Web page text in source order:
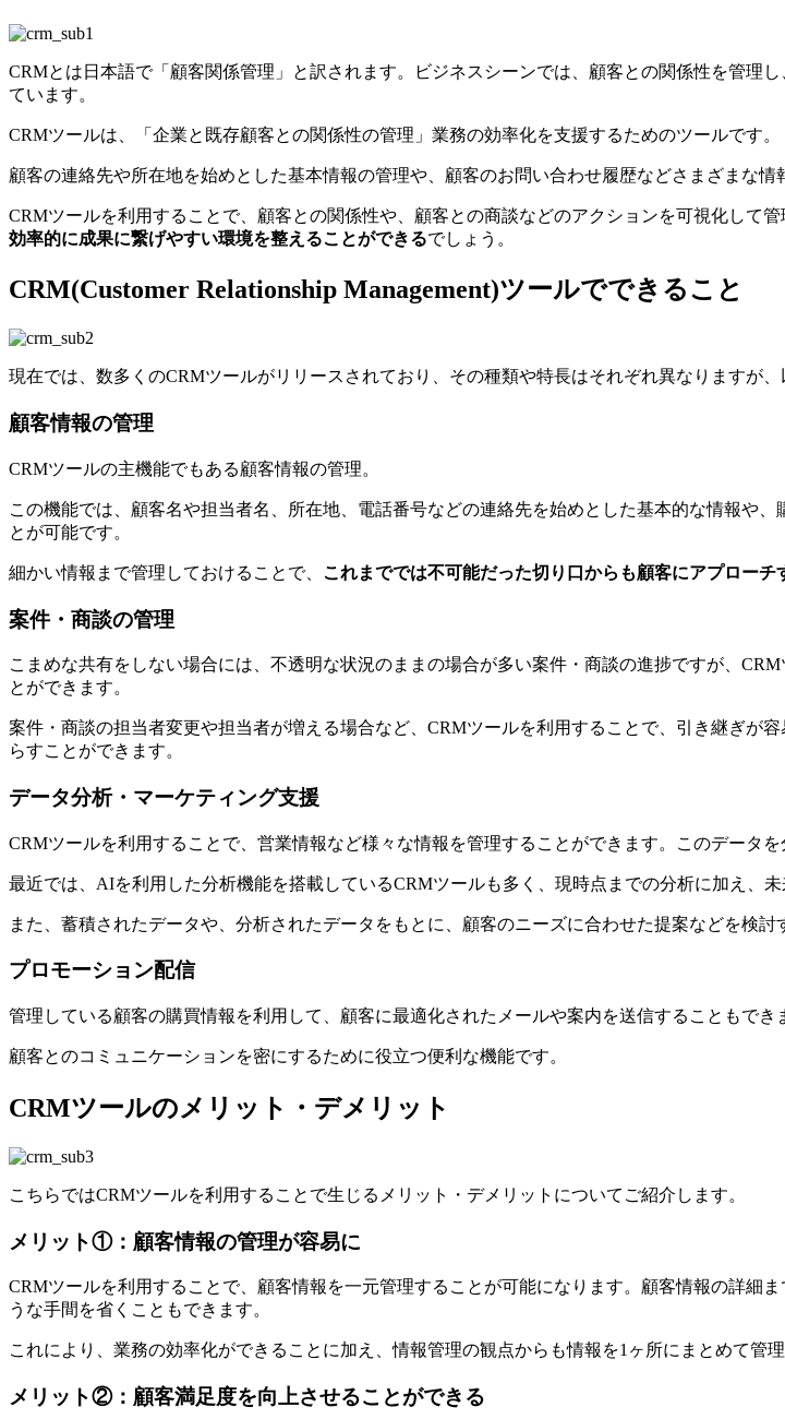
CRMとは日本語で「顧客関係管理」と訳されます。ビジネスシーンでは、顧客との関係性を管理し
ています。
CRMツールは、「企業と既存顧客との関係性の管理」業務の効率化を支援するためのツールです。
顧客の連絡先や所在地を始めとした基本情報の管理や、顧客のお問い合わせ履歴などさまざまな
CRMツールを利用することで、顧客との関係性や、顧客との商談などのアクションを可視化して
効率的に成果に繋げやすい環境を整えることができるでしょう。
CRM(Customer Relationship Management)ツールでできること
現在では、数多くのCRMツールがリリースされており、その種類や特長はそれぞれ異なりますが
顧客情報の管理
CRMツールの主機能でもある顧客情報の管理。
この機能では、顧客名や担当者名、所在地、電話番号などの連絡先を始めとした基本的な情報や
とが可能です。
細かい情報まで管理しておけることで、 これまででは不可能だった切り口からも顧客にアプローチ
案件・商談の管理
こまめな共有をしない場合には、不透明な状況のままの場合が多い案件・商談の進捗ですが、
とができます。
案件・商談の担当者変更や担当者が増える場合など、CRMツールを利用することで、引き継ぎが
らすことができます。
データ分析・マーケティング支援
CRMツールを利用することで、営業情報など様々な情報を管理することができます。このデータ
最近では、AIを利用した分析機能を搭載しているCRMツールも多く、現時点までの分析に加え、未
また、蓄積されたデータや、分析されたデータをもとに、顧客のニーズに合わせた提案などを検討
プロモーション配信
管理している顧客の購買情報を利用して、顧客に最適化されたメールや案内を送信することもで
顧客とのコミュニケーションを密にするために役立つ便利な機能です。
CRMツールのメリット・デメリット
こちらではCRMツールを利用することで生じるメリット・デメリットについてご紹介します。
メリット①：顧客情報の管理が容易に
CRMツールを利用することで、顧客情報を一元管理することが可能になります。顧客情報の詳細
うな手間を省くこともできます。
これにより、業務の効率化ができることに加え、情報管理の観点からも情報を1ヶ所にまとめて管
メリット②：顧客満足度を向上させることができる